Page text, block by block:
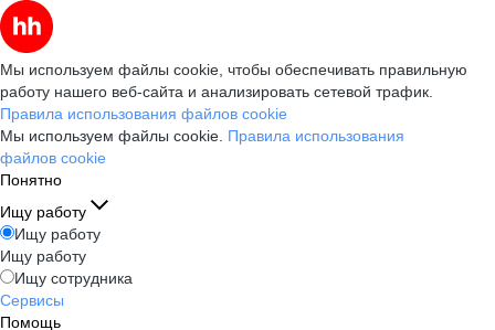
Мы используем файлы cookie, чтобы обеспечивать правильную
работу нашего веб-сайта и анализировать сетевой трафик.
Правила использования файлов cookie
Мы используем файлы cookie. Правила использования
файлов cookie
Понятно
Ищу работу
Ищу работу
Ищу работу
Ищу сотрудника
Сервисы
Помощь